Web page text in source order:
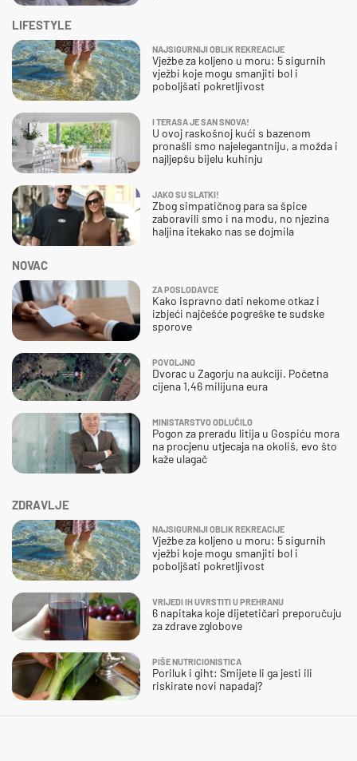
ZDRAVLJE
NAJSIGURNIJI OBLIK REKREACIJE
Vježbe za koljeno u moru: 5 sigurnih
vježbi koje mogu smanjiti bol i
poboljšati pokretljivost
VRIJEDI IH UVRSTITI U PREHRANU
6 napitaka koje dijetetičari preporučuju
za zdrave zglobove
PIŠE NUTRICIONISTICA
Poriluk i giht: Smijete li ga jesti ili
riskirate novi napadaj?
NOVAC
ZA POSLODAVCE
Kako ispravno dati nekome otkaz i
izbjeći najčešće pogreške te sudske
sporove
POVOLJNO
Dvorac u Zagorju na aukciji. Početna
cijena 1,46 milijuna eura
MINISTARSTVO ODLUČILO
Pogon za preradu litija u Gospiću mora
na procjenu utjecaja na okoliš, evo što
kaže ulagač
LIFESTYLE
NAJSIGURNIJI OBLIK REKREACIJE
Vježbe za koljeno u moru: 5 sigurnih
vježbi koje mogu smanjiti bol i
poboljšati pokretljivost
I TERASA JE SAN SNOVA!
U ovoj raskošnoj kući s bazenom
pronašli smo najelegantniju, a možda i
najljepšu bijelu kuhinju
JAKO SU SLATKI!
Zbog simpatičnog para sa špice
zaboravili smo i na modu, no njezina
haljina itekako nas se dojmila